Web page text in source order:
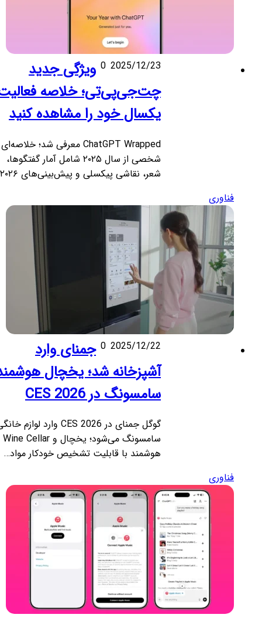
2025/12/23
0 ویژگی جدید
چت‌جی‌پی‌تی؛ خلاصه فعالیت
یکسال خود را مشاهده کنید
ChatGPT Wrapped معرفی شد؛ خلاصه‌ای
شخصی از سال ۲۰۲۵ شامل آمار گفتگوها،
شعر، نقاشی پیکسلی و پیش‌بینی‌های ۲۰۲۶.
فناوری
2025/12/22
0 جمنای وارد
آشپزخانه شد؛ یخچال هوشمند
سامسونگ در CES 2026
گوگل جمنای در CES 2026 وارد لوازم خانگی
سامسونگ می‌شود؛ یخچال و Wine Cellar
هوشمند با قابلیت تشخیص خودکار مواد…
فناوری